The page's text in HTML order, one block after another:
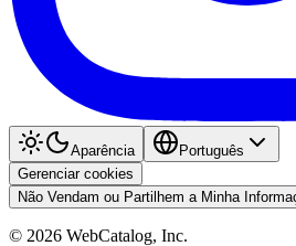
Aparência
Português
Gerenciar cookies
Não Vendam ou Partilhem a Minha
© 2026 WebCatalog, Inc.